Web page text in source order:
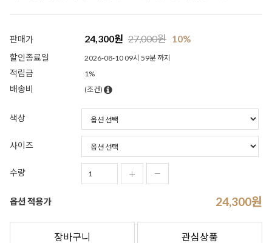
판매가 24,300원 27,000원 10%
할인종료일 2026-08-10 09시 59분 까지
적립금 1%
배송비 (조건)
색상
사이즈
수량
옵션 적용가 24,300원
장바구니 관심상품